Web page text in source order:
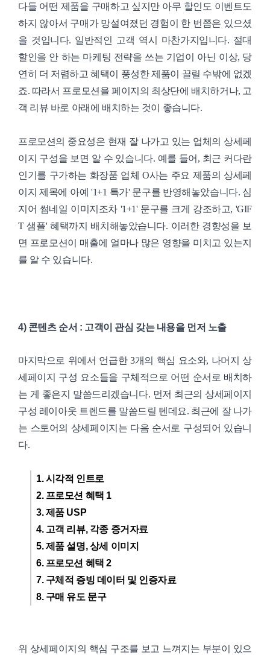
다들 어떤 제품을 구매하고 싶지만 아무 할인도 이벤트도
하지 않아서 구매가 망설여졌던 경험이 한 번쯤은 있으셨
을 것입니다. 일반적인 고객 역시 마찬가지입니다. 절대
할인을 안 하는 마케팅 전략을 쓰는 기업이 아닌 이상, 당
연히 더 저렴하고 혜택이 풍성한 제품이 끌릴 수밖에 없겠
죠. 따라서 프로모션을 페이지의 최상단에 배치하거나, 고
객 리뷰 바로 아래에 배치하는 것이 좋습니다.
프로모션의 중요성은 현재 잘 나가고 있는 업체의 상세페
이지 구성을 보면 알 수 있습니다. 예를 들어, 최근 커다란
인기를 구가하는 화장품 업체 O사는 주요 제품의 상세페
이지 제목에 아예 '1+1 특가' 문구를 반영해놓았습니다. 심
지어 썸네일 이미지조차 '1+1' 문구를 크게 강조하고, 'GIF
T 샘플' 혜택까지 배치해놓았습니다. 이러한 경향성을 보
면 프로모션이 매출에 얼마나 많은 영향을 미치고 있는지
를 알 수 있습니다.
4) 콘텐츠 순서 : 고객이 관심 갖는 내용을 먼저 노출
마지막으로 위에서 언급한 3개의 핵심 요소와, 나머지 상
세페이지 구성 요소들을 구체적으로 어떤 순서로 배치하
는 게 좋은지 말씀드리겠습니다. 먼저 최근의 상세페이지
구성 레이아웃 트렌드를 말씀드릴 텐데요. 최근에 잘 나가
는 스토어의 상세페이지는 다음 순서로 구성되어 있습니
다.
1. 시각적 인트로
2. 프로모션 혜택 1
3. 제품 USP
4. 고객 리뷰, 각종 증거자료
5. 제품 설명, 상세 이미지
6. 프로모션 혜택 2
7. 구체적 증빙 데이터 및 인증자료
8. 구매 유도 문구
위 상세페이지의 핵심 구조를 보고 느껴지는 부분이 있으